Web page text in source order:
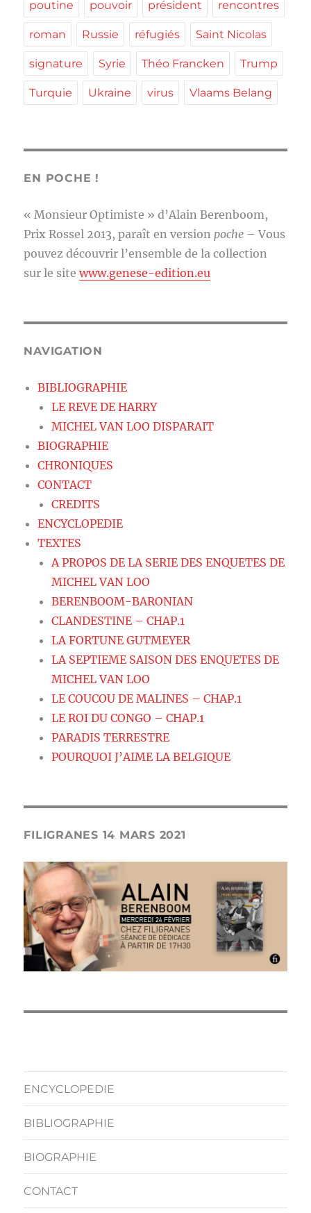
poutine pouvoir président rencontres
roman Russie réfugiés Saint Nicolas
signature Syrie Théo Francken Trump
Turquie Ukraine virus Vlaams Belang
EN POCHE !
« Monsieur Optimiste » d’Alain Berenboom,
Prix Rossel 2013, paraît en version poche – Vous
pouvez découvrir l’ensemble de la collection
sur le sitewww.genese-edition.eu
NAVIGATION
BIBLIOGRAPHIE
LE REVE DE HARRY
MICHEL VAN LOO DISPARAIT
BIOGRAPHIE
CHRONIQUES
CONTACT
CREDITS
ENCYCLOPEDIE
TEXTES
A PROPOS DE LA SERIE DES ENQUETES DE
MICHEL VAN LOO
BERENBOOM-BARONIAN
CLANDESTINE – CHAP.1
LA FORTUNE GUTMEYER
LA SEPTIEME SAISON DES ENQUETES DE
MICHEL VAN LOO
LE COUCOU DE MALINES – CHAP.1
LE ROI DU CONGO – CHAP.1
PARADIS TERRESTRE
POURQUOI J’AIME LA BELGIQUE
FILIGRANES 14 MARS 2021
ENCYCLOPEDIE
BIBLIOGRAPHIE
BIOGRAPHIE
CONTACT